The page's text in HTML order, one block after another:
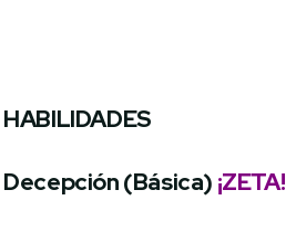
HABILIDADES
Decepción (Básica) ¡ZETA!